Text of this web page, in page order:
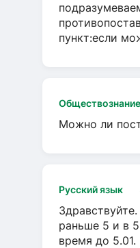
пункт:если
Обществознание
Можно ли
Русский язык
раньше 5 и в
время до